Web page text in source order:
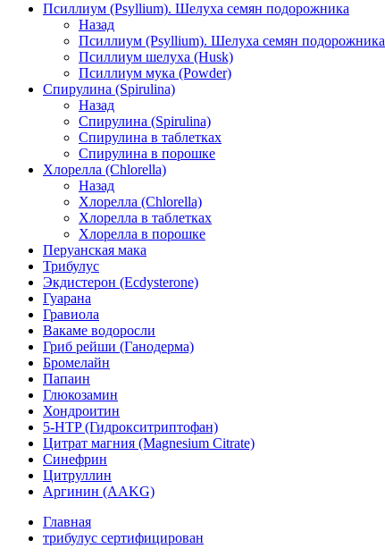
Псиллиум (Psyllium). Шелуха семян подорожника
Назад
Псиллиум (Psyllium). Шелуха семян подорожника
Псиллиум шелуха (Husk)
Псиллиум мука (Powder)
Спирулина (Spirulina)
Назад
Спирулина (Spirulina)
Спирулина в таблетках
Спирулина в порошке
Хлорелла (Chlorella)
Назад
Хлорелла (Chlorella)
Хлорелла в таблетках
Хлорелла в порошке
Перуанская мака
Трибулус
Экдистерон (Ecdysterone)
Гуарана
Гравиола
Вакаме водоросли
Гриб рейши (Ганодерма)
Бромелайн
Папаин
Глюкозамин
Хондроитин
5-HTP (Гидрокситриптофан)
Цитрат магния (Magnesium Citrate)
Синефрин
Цитруллин
Аргинин (AAKG)
Главная
трибулус сертифицирован